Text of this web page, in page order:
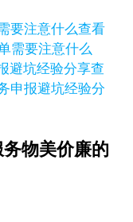
查看
需要注意什么
查
申报避坑经验分
务物美价廉的